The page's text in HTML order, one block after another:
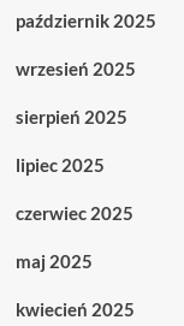
październik 2025
wrzesień 2025
sierpień 2025
lipiec 2025
czerwiec 2025
maj 2025
kwiecień 2025